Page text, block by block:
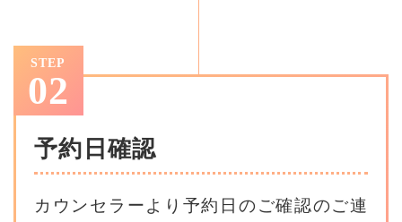
STEP
02
予約日確認
カウンセラーより予約日のご確認のご連